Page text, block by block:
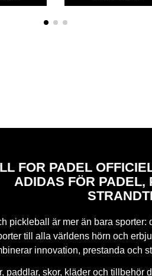
FOR PADEL
ADIDAS FÖR PADEL,
pickleball är mer än bara
till alla världens hörn och
innovation, prestanda och
paddlar, skor, kläder och tillbehör